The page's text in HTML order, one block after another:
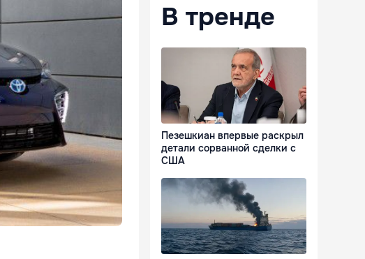
В тренде
Пезешкиан впервые раскрыл
детали сорванной сделки с
США